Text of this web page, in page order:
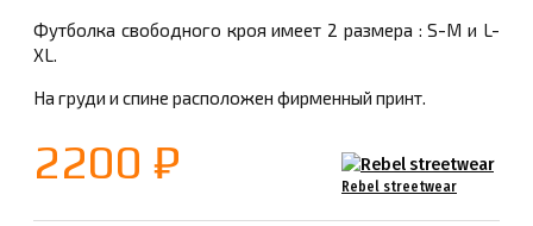
Футболка свободного кроя имеет 2 размера : S-M и L-
XL.
На груди и спине расположен фирменный принт.
2200 ₽ Rebel streetwear